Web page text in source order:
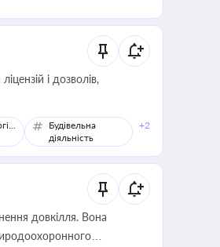
і дозволів,
Торгівля
Будівельна
діяльність
+2
довкілля. Вона